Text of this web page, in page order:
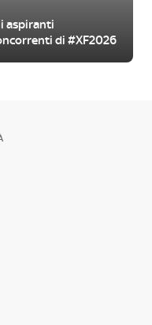
aspiranti
di #XF2026